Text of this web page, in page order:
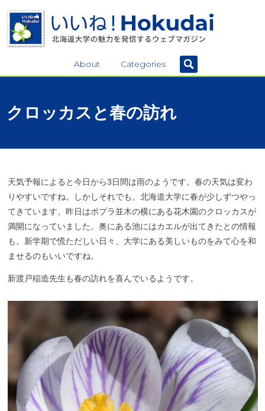
About Categories
クロッカス と春の訪れ
天気予報によると今日から3日間は雨のようです。春の天気は変わ
りやすいですね。しかしそれでも、北海道大学に春が少しずつやっ
てきています。昨日はポプラ並木の横にある花木園のクロッカスが
満開になっていました。奥にある池にはカエルが出てきたとの情報
も。新学期で慌ただしい日々、大学にある美しいものをみて心を和
ませるのもいいですね。
新渡戸稲造先生も春の訪れを喜んでいるようです。